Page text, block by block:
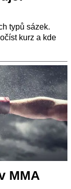
typů sázek.
kurz a kde
MMA